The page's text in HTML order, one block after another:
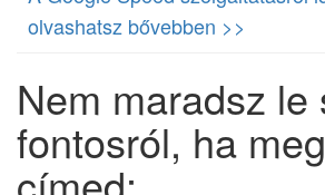
olvashatsz bővebben >>
Nem maradsz le
fontosról, ha